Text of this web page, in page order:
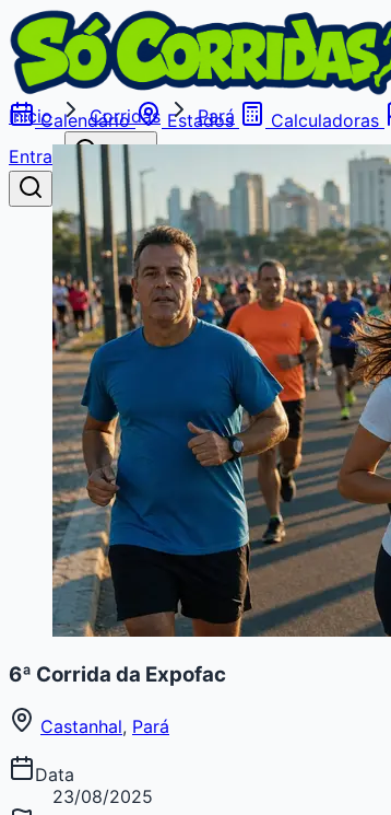
Calendário Estados Calculadoras
Entrar
Buscar
Início Corridas Pará
6ª Corrida da Expofac
Castanhal, Pará
Data
23/08/2025